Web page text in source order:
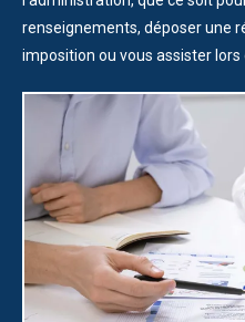
renseignements, déposer une
imposition ou vous assister lors